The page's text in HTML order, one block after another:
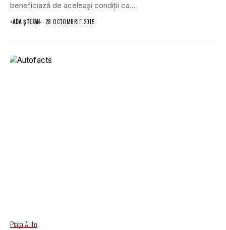
beneficiază de aceleaşi condiţii ca...
•ADA ȘTEFAN 28 OCTOMBRIE 2015
Piaţa Auto